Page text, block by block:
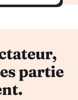
partie